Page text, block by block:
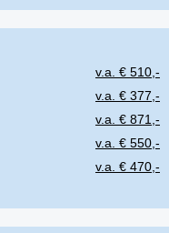
v.a. € 510,-
v.a. € 377,-
v.a. € 871,-
v.a. € 550,-
v.a. € 470,-